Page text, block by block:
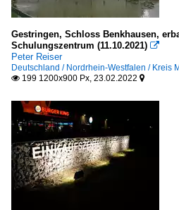
Gestringen, Schloss Benkhausen,
Schulungszentrum (11.10.2021) 
Peter Reiser
Deutschland / Nordrhein-Westfalen / Kreis
 199 1200x900 Px, 23.02.2022 